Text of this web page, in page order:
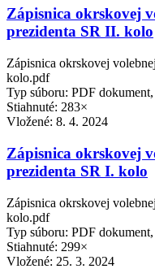
Zápisnica okrskovej
prezidenta SR II. kolo
Zápisnica okrskovej
kolo.pdf
Typ súboru: PDF
Stiahnuté: 283×
Vložené: 8. 4. 2024
Zápisnica okrskovej
prezidenta SR I. kolo
Zápisnica okrskovej
kolo.pdf
Typ súboru: PDF
Stiahnuté: 299×
Vložené: 25. 3. 2024